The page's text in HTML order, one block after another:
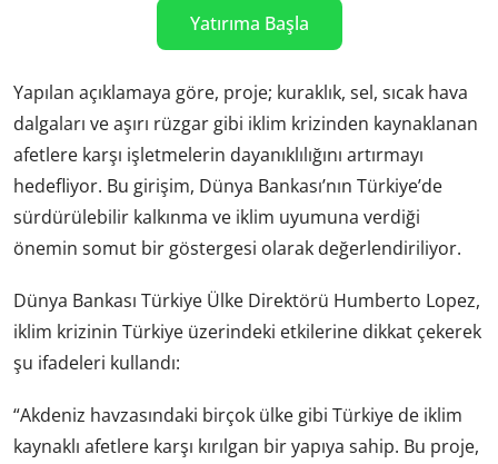
Yatırıma Başla
Yapılan açıklamaya göre, proje; kuraklık, sel, sıcak hava
dalgaları ve aşırı rüzgar gibi iklim krizinden kaynaklanan
afetlere karşı işletmelerin dayanıklılığını artırmayı
hedefliyor. Bu girişim, Dünya Bankası’nın Türkiye’de
sürdürülebilir kalkınma ve iklim uyumuna verdiği
önemin somut bir göstergesi olarak değerlendiriliyor.
Dünya Bankası Türkiye Ülke Direktörü Humberto Lopez,
iklim krizinin Türkiye üzerindeki etkilerine dikkat çekerek
şu ifadeleri kullandı:
“Akdeniz havzasındaki birçok ülke gibi Türkiye de iklim
kaynaklı afetlere karşı kırılgan bir yapıya sahip. Bu proje,